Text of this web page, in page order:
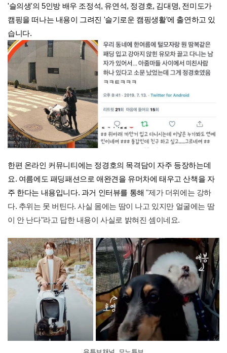
'슬의생'의 5인방 배우 조정석, 유연석, 정경호, 김대명, 전미도가
캠핑을 떠나는 내용이 그려진 '슬기로운 캠핑생활'에 출연하고 있
습니다.
한편 온라인 커뮤니티에는 정경호의 목격담이 자주 등장하는데
요. 여름에도 패딩패션으로 애완견을 유머차에 태우고 산책을 자
주 한다는 내용입니다. 과거 인터뷰를 통해 "제가 더위에는 강하
다. 추위는 못 버틴다. 사실 몸에는 땀이 나고 있지만 얼굴에는 땀
이 안 난다"라고 답한 내용이 사실로 밝혀진 셈이네요.